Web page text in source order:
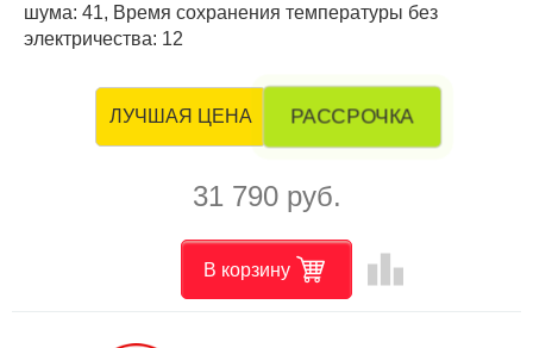
шума: 41, Время сохранения температуры без
электричества: 12
ЛУЧШАЯ ЦЕНА РАССРОЧКА
31 790 руб.
В корзину leaderboard